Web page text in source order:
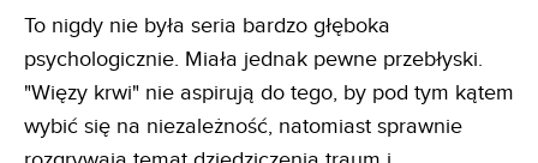
To nigdy nie była seria bardzo głęboka
psychologicznie. Miała jednak pewne przebłyski.
"Więzy krwi" nie aspirują do tego, by pod tym kątem
wybić się na niezależność, natomiast sprawnie